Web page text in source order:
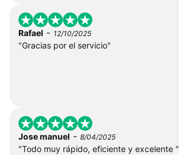
Rafael - 12/10/2025
"Gracias por el servicio"
Jose manuel - 8/04/2025
"Todo muy rápido, eficiente y excelente "